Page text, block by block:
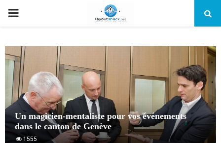
PRIMARY
Un magicien-mentaliste pour vos événements
dans le canton de Genève
1555